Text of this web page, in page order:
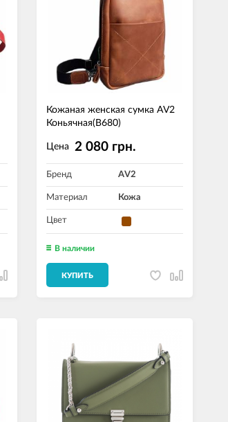
Кожаная женская сумка AV2
Коньячная(B680)
Цена 2 080 грн.
Бренд AV2
Материал Кожа
Цвет
В наличии
КУПИТЬ